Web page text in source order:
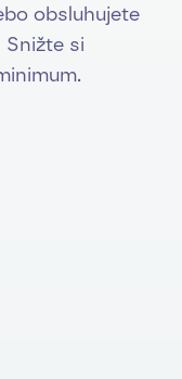
obsluhujete
Snižte si